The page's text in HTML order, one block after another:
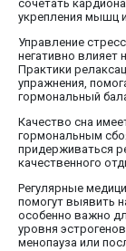
сочетать
укрепления мышц
Управление
негативно влияет
Практики
упражнения,
гормональный
Качество сна
гормональным
придерживаться
качественного
Регулярные
помогут выявить
особенно важно
уровня
менопауза или